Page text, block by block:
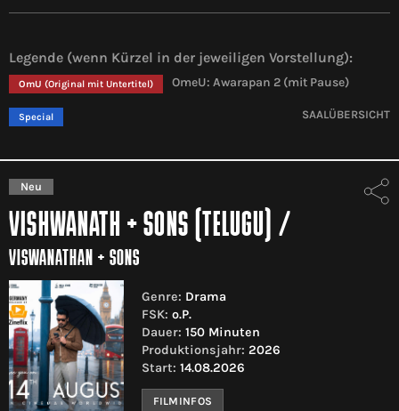
Legende (wenn Kürzel in der jeweiligen Vorstellung):
OmU (Original mit Untertitel) OmeU: Awarapan 2 (mit Pause)
Special SAALÜBERSICHT
Neu
VISHWANATH + SONS (TELUGU) /
VISWANATHAN + SONS
Genre: Drama
FSK: o.P.
Dauer: 150 Minuten
Produktionsjahr: 2026
Start: 14.08.2026
FILMINFOS